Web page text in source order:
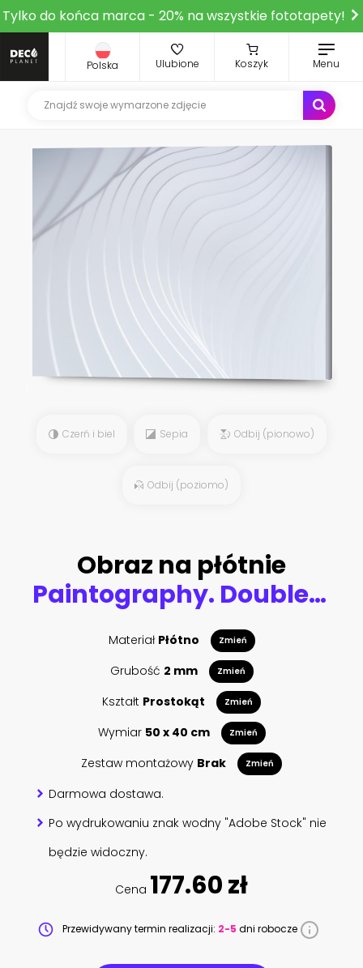
Tylko do końca marca - 20% na wszystkie fototapety!
Polska Ulubione Koszyk Menu
Czerń i biel Sepia Odbij (pionowo)
Odbij (poziomo)
Obraz na płótnie
Paintography. Double Exposure portrait of an elegant woman with closed eyes combined with hand made pencil drawing of a flock of birds flying freely resembling disintegrating particles of her being
Materiał Płótno Zmień
Grubość 2 mm Zmień
Kształt Prostokąt Zmień
Wymiar 50 x 40 cm Zmień
Zestaw montażowy Brak Zmień
Darmowa dostawa.
Po wydrukowaniu znak wodny "Adobe Stock" nie
będzie widoczny.
Cena 177.60 zł
Przewidywany termin realizacji: 2-5 dni robocze